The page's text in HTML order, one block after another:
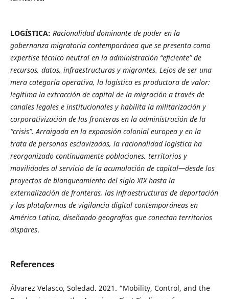
LOGÍSTICA: Racionalidad dominante de poder en la
gobernanza migratoria contemporánea que se presenta como
expertise técnico neutral en la administración “eficiente” de
recursos, datos, infraestructuras y migrantes. Lejos de ser una
mera categoría operativa, la logística es productora de valor:
legítima la extracción de capital de la migración a través de
canales legales e institucionales y habilita la militarización y
corporativización de las fronteras en la administración de la
“crisis”. Arraigada en la expansión colonial europea y en la
trata de personas esclavizadas, la racionalidad logística ha
reorganizado continuamente poblaciones, territorios y
movilidades al servicio de la acumulación de capital—desde los
proyectos de blanqueamiento del siglo XIX hasta la
externalización de fronteras, las infraestructuras de deportación
y las plataformas de vigilancia digital contemporáneas en
América Latina, diseñando geografías que conectan territorios
dispares.
References
Álvarez Velasco, Soledad. 2021. “Mobility, Control, and the